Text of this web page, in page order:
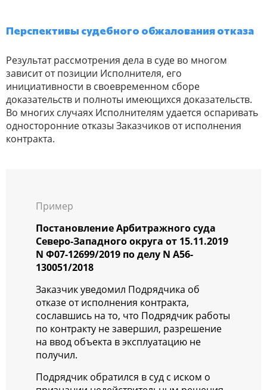
Перспективы судебного обжалования отказа
Результат рассмотрения дела в суде во многом
зависит от позиции Исполнителя, его
инициативности в своевременном сборе
доказательств и полноты имеющихся доказательств.
Во многих случаях Исполнителям удается оспаривать
односторонние отказы Заказчиков от исполнения
контракта.
Пример
Постановление Арбитражного суда
Северо-Западного округа от 15.11.2019
N Ф07-12699/2019 по делу N А56-
130051/2018
Заказчик уведомил Подрядчика об
отказе от исполнения контракта,
сославшись на то, что Подрядчик работы
по контракту не завершил, разрешение
на ввод объекта в эксплуатацию не
получил.
Подрядчик обратился в суд с иском о